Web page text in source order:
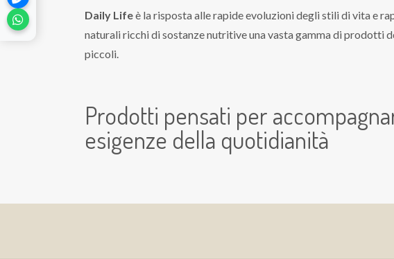
Daily Lifeè la risposta alle rapide evoluzioni degli stili di vita e
naturali ricchi di sostanze nutritive una vasta gamma di prodotti
piccoli.
Prodotti pensati per
esigenze della quotidianità